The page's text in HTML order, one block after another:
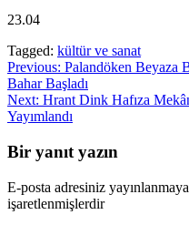
23.04
Tagged: kültür ve sanat
Yazı
gezinmesi
Previous: Palandöken Beyaza
Bahar Başladı
Next: Hrant Dink Hafıza
Yayımlandı
Bir yanıt yazın
E-posta adresiniz
işaretlenmişlerdir